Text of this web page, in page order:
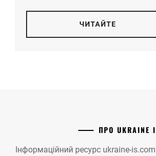
ЧИТАЙТЕ
ПРО UKRAINE
Інформаційний ресурс ukraine-